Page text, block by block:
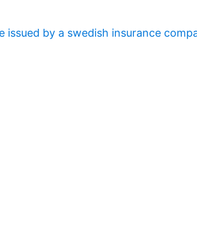
by a swedish insurance